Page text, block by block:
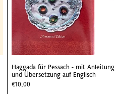
Haggada für Pessach - mit Anleitung
und Übersetzung auf Englisch
€10,00